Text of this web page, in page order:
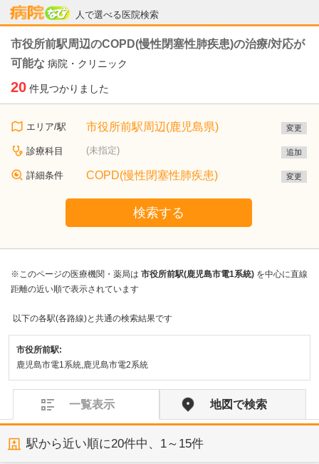
人で選べる医院検索
病院なび
市役所前駅周辺のCOPD(慢性閉塞性肺疾患)の治療/対応が
可能な 病院・クリニック
20 件見つかりました
エリア/駅 市役所前駅周辺(鹿児島県) 変更
診療科目 (未指定) 追加
詳細条件 COPD(慢性閉塞性肺疾患) 変更
検索する
※このページの医療機関・薬局は 市役所前駅(鹿児島市電1系統) を中心に直線
距離の近い順で表示されています
以下の各駅(各路線)と共通の検索結果です
市役所前駅:
鹿児島市電1系統,鹿児島市電2系統
一覧表示 地図で検索
駅から近い順に20件中、 1～15件